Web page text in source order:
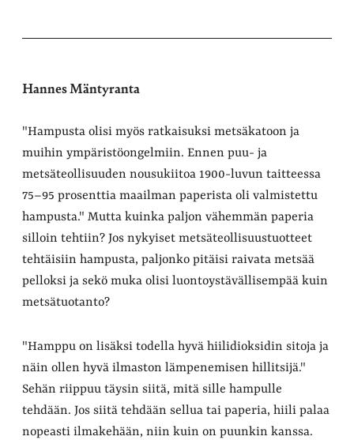
Hannes Mäntyranta
"Hampusta olisi myös ratkaisuksi metsäkatoon ja
muihin ympäristöongelmiin. Ennen puu- ja
metsäteollisuuden nousukiitoa 1900-luvun taitteessa
75–95 prosenttia maailman paperista oli valmistettu
hampusta." Mutta kuinka paljon vähemmän paperia
silloin tehtiin? Jos nykyiset metsäteollisuustuotteet
tehtäisiin hampusta, paljonko pitäisi raivata metsää
pelloksi ja sekö muka olisi luontoystävällisempää kuin
metsätuotanto?
"Hamppu on lisäksi todella hyvä hiilidioksidin sitoja ja
näin ollen hyvä ilmaston lämpenemisen hillitsijä."
Sehän riippuu täysin siitä, mitä sille hampulle
tehdään. Jos siitä tehdään sellua tai paperia, hiili palaa
nopeasti ilmakehään, niin kuin on puunkin kanssa.